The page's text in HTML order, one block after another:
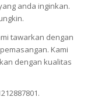
anda inginkan.
tawarkan dengan
Kami
dengan kualitas